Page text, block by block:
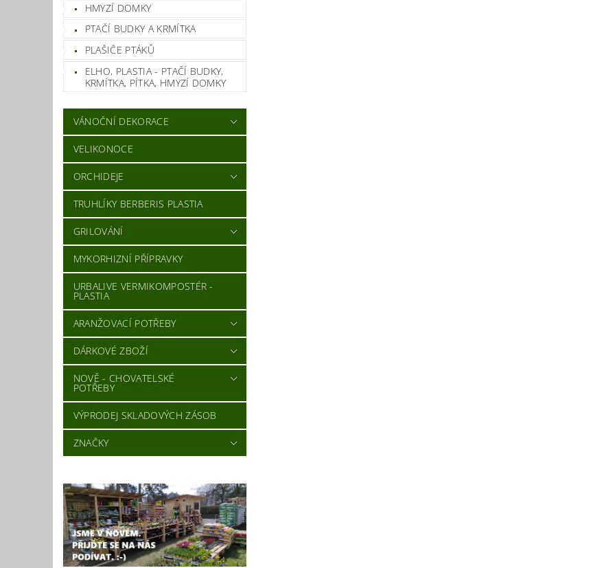
HMYZÍ DOMKY
PTAČÍ BUDKY A KRMÍTKA
PLAŠIČE PTÁKŮ
ELHO, PLASTIA - PTAČÍ BUDKY,
KRMÍTKA, PÍTKA, HMYZÍ DOMKY
VÁNOČNÍ DEKORACE
VELIKONOCE
ORCHIDEJE
TRUHLÍKY BERBERIS PLASTIA
GRILOVÁNÍ
MYKORHIZNÍ PŘÍPRAVKY
URBALIVE VERMIKOMPOSTÉR -
PLASTIA
ARANŽOVACÍ POTŘEBY
DÁRKOVÉ ZBOŽÍ
NOVĚ - CHOVATELSKÉ
POTŘEBY
VÝPRODEJ SKLADOVÝCH ZÁSOB
ZNAČKY